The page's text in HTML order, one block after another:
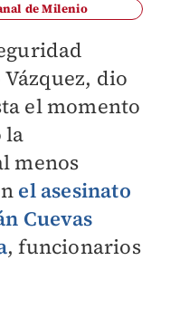
de Milenio
dio
el momento
la
menos
el asesinato
Cuevas
, funcionarios